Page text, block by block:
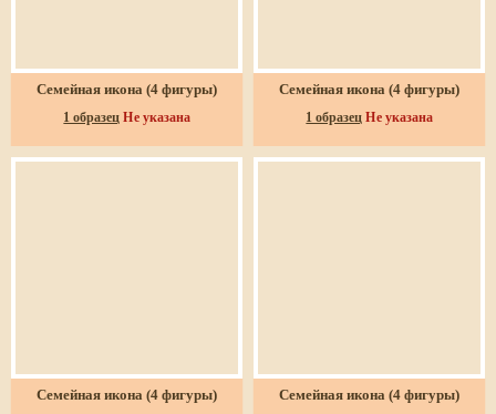
Семейная икона (4 фигуры)
1 образец Не указана
Семейная икона (4 фигуры)
1 образец Не указана
Семейная икона (4 фигуры)
Семейная икона (4 фигуры)